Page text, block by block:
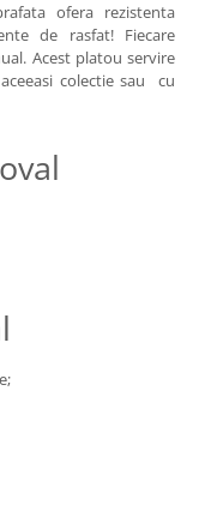
ofera rezistenta
de rasfat! Fiecare
Acest platou servire
colectie sau cu